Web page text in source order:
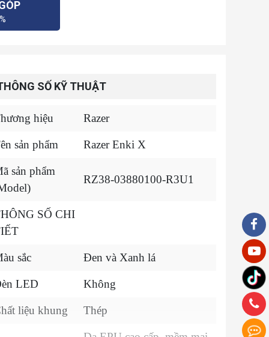
SỐ KỸ THUẬT
hiệu Razer
sản phẩm Razer Enki X
sản phẩm
RZ38-03880100-R3U1
SỐ CHI
sắc Đen và Xanh lá
LED Không
liệu khung Thép